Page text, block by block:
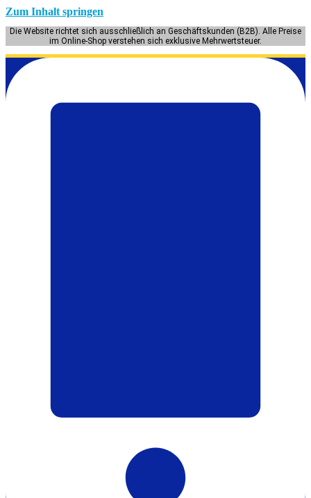
Zum Inhalt springen
Die Website richtet sich ausschließlich an Geschäftskunden (B2B). Alle Preise
im Online-Shop verstehen sich exklusive Mehrwertsteuer.